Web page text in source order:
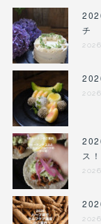
チ
ス！